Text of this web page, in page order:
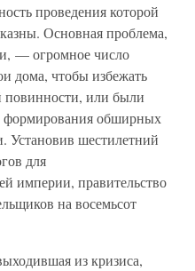
проведения которой
Основная проблема,
— огромное число
дома, чтобы избежать
повинности, или были
формирования обширных
Установив шестилетний
для
империи, правительство
на восемьсот
из кризиса,